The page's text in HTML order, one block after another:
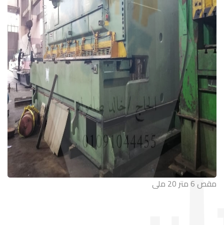
مقص 6 متر 20 ملى